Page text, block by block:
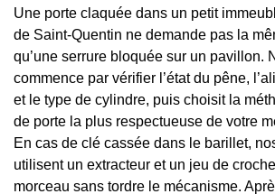
Une porte claquée dans un petit
de Saint-Quentin ne demande pas la
qu’une serrure bloquée sur un pavillon.
commence par vérifier l’état du pêne,
et le type de cylindre, puis choisit la
de porte la plus respectueuse de votre
En cas de clé cassée dans le barillet,
utilisent un extracteur et un jeu de
morceau sans tordre le mécanisme.